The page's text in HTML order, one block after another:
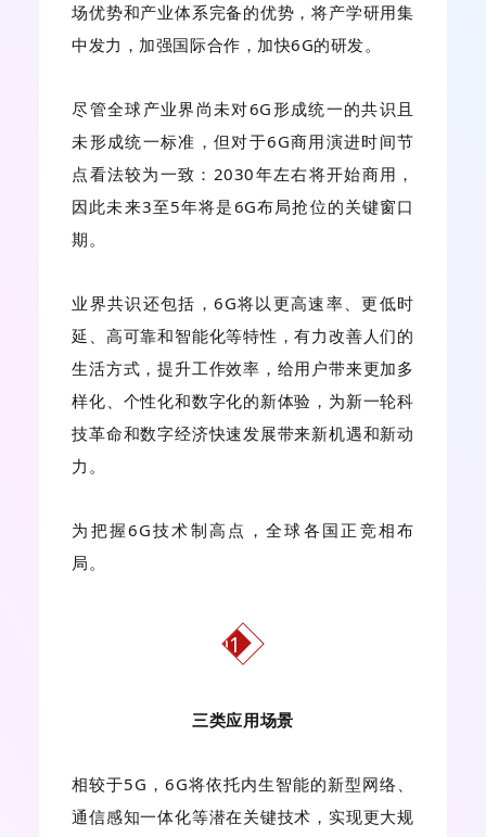
场优势和产业体系完备的优势，将产学研用集
中发力，加强国际合作，加快6G的研发。
尽管全球产业界尚未对6G形成统一的共识且
未形成统一标准，但对于6G商用演进时间节
点看法较为一致：2030年左右将开始商用，
因此未来3至5年将是6G布局抢位的关键窗口
期。
业界共识还包括，6G将以更高速率、更低时
延、高可靠和智能化等特性，有力改善人们的
生活方式，提升工作效率，给用户带来更加多
样化、个性化和数字化的新体验，为新一轮科
技革命和数字经济快速发展带来新机遇和新动
力。
为把握6G技术制高点，全球各国正竞相布
局。
01
三类应用场景
相较于5G，6G将依托内生智能的新型网络、
通信感知一体化等潜在关键技术，实现更大规